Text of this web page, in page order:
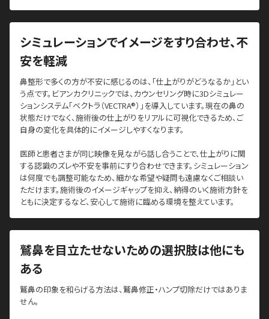
シミュレーションでイメージをすり合わせ、不
安を軽減
鼻整形で多くの方が不安に感じるのは、「仕上がりがどうなるか」とい
う点です。ビアンカクリニックでは、カウンセリング時に3Dシミュレー
ションシステム「ベクトラ（VECTRA®）」を導入しています。現在の鼻の
状態だけでなく、施術後の仕上がりをリアルに可視化できるため、ご
自身の変化を具体的にイメージしやすくなります。
医師と患者さまが同じ映像を見ながら話し合うことで、仕上がりに関
する認識のズレや不安を事前にすり合わせできます。シミュレーション
は何度でも調整可能なため、細かな希望や疑問も遠慮なくご相談い
ただけます。施術後のイメージギャップを抑え、納得のいく施術方針を
ともに決定するなど、安心して施術に臨める環境を整えています。
鷲鼻を目立たせないための選択肢は他にも
ある
鷲鼻の印象を和らげる方法は、鷲鼻修正・ハンプ切除だけではありま
せん。